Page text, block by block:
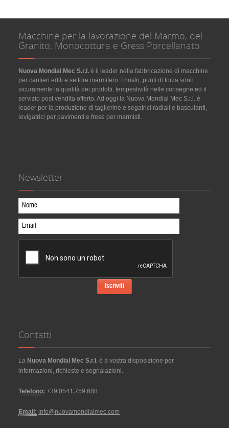
Macchine per la lavorazione del Marmo, del
Granito, Monocottura e Gress Porcellanato
Nuova Mondial Mec S.r.l. è il leader nella fabbricazione di macchine
per cantieri edili e settore marmifero. I nostri, punti di forza sono
sicuramente la qualità dei prodotti, tempestività nelle consegne ed il
servizio post vendita offerto. Ad oggi la Nuova Mondial Mec S.r.l. è
leader per la produzione di taglierine e segatrici radiali e basculanti,
levigatrici per pavimenti e frese per marmisti.
Newsletter
Contatti
La Nuova Mondial Mec S.r.l. è a vostra disposizione per
informazioni, richieste e segnalazioni.
Telefono: +39 0541.759.688
Email: info@nuovamondialmec.com